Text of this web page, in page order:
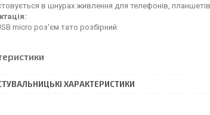
в шнурах живлення для телефонів, планшетів
micro роз'єм тато розбірний
ХАРАКТЕРИСТИКИ